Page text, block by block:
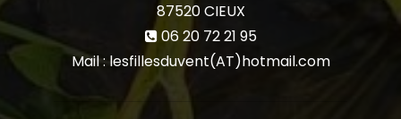
87520CIEUX
06 20 72 21 95
Mail : lesfillesduvent(AT)hotmail.com